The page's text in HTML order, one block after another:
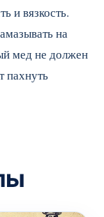
и вязкость.
на
мед не должен
пахнуть